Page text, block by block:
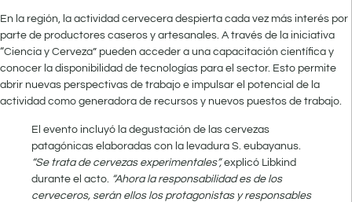
En la región, la actividad cervecera despierta cada vez más interés por
parte de productores caseros y artesanales. A través de la iniciativa
“Ciencia y Cerveza” pueden acceder a una capacitación científica y
conocer la disponibilidad de tecnologías para el sector. Esto permite
abrir nuevas perspectivas de trabajo e impulsar el potencial de la
actividad como generadora de recursos y nuevos puestos de trabajo.
El evento incluyó la degustación de las cervezas
patagónicas elaboradas con la levadura S. eubayanus.
“Se trata de cervezas experimentales”,explicó Libkind
durante el acto. “Ahora la responsabilidad es de los
cerveceros, serán ellos los protagonistas y responsables